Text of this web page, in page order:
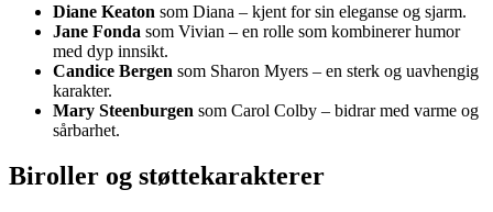
Diane Keaton som Diana – kjent for sin eleganse og sjarm.
Jane Fonda som Vivian – en rolle som kombinerer humor
med dyp innsikt.
Candice Bergen som Sharon Myers – en sterk og uavhengig
karakter.
Mary Steenburgen som Carol Colby – bidrar med varme og
sårbarhet.
Biroller og støttekarakterer